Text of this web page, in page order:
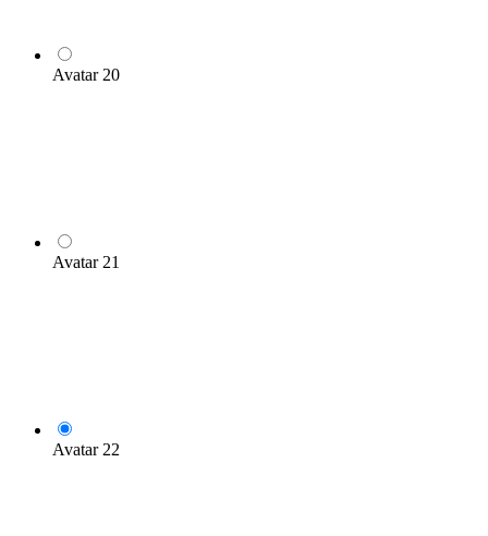
Avatar 20
Avatar 21
Avatar 22